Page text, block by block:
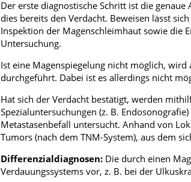
Der erste diagnostische Schritt ist die
dies bereits den Verdacht. Beweisen lässt
Inspektion der Magenschleimhaut sowie die
Untersuchung.
Ist eine Magenspiegelung nicht möglich,
durchgeführt. Dabei ist es allerdings nicht
Hat sich der Verdacht bestätigt, werden
Spezialuntersuchungen (z. B.
Metastasenbefall untersucht. Anhand von
Tumors (nach dem TNM-System), aus dem
Differenzialdiagnosen: Die durch einen
Verdauungssystems vor, z. B. bei der